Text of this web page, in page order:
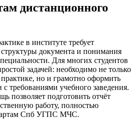
дистанционного
в институте требует
документа и понимания
Для многих студентов
задачей: необходимо не только
практике, но и грамотно оформить
с требованиями учебного заведения.
позволяет подготовить отчёт
работу, полностью
Спб УГПС МЧС.